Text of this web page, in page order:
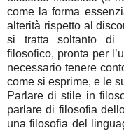
come la forma
alterità rispetto al
si tratta soltanto di
filosofico, pronta per
necessario tenere
come si esprime, e le
Parlare di stile in
parlare di filosofia
una filosofia del